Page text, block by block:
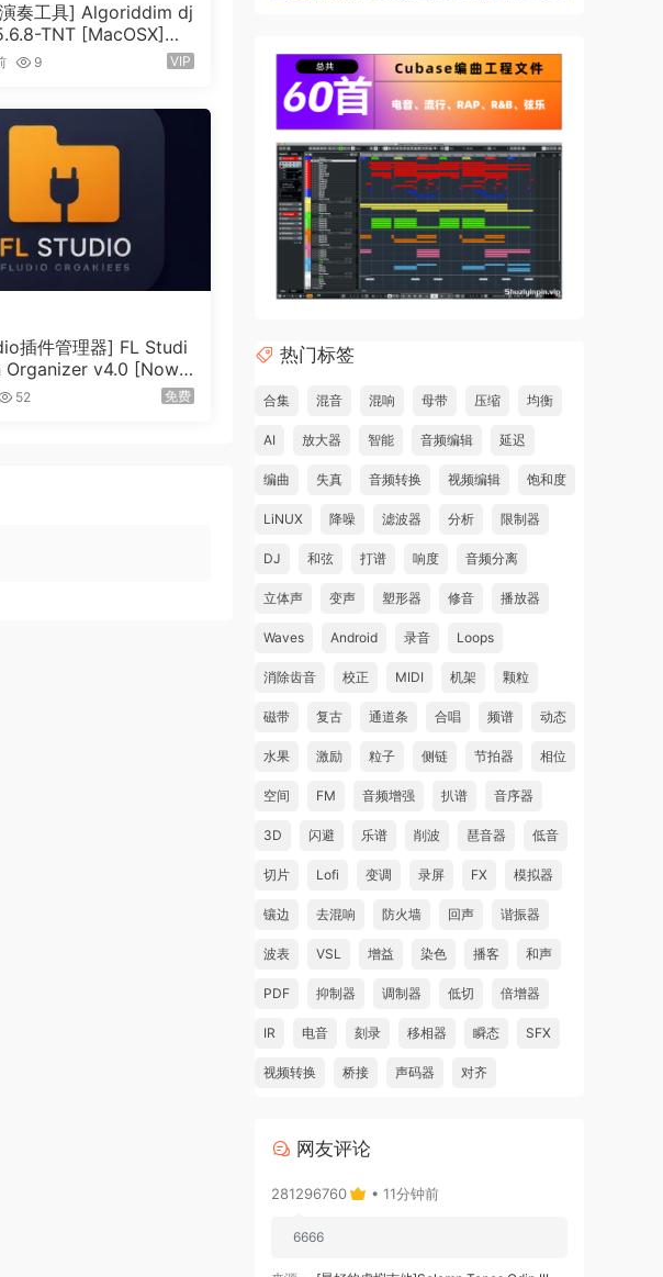
奏工具] Algoriddim dj
TNT [MacOSX]
） 9 VIP
插件管理器] FL Studi
Organizer v4.0 [Now
Downgrade] [WiN]
52 免费
热门标签
合集 混音 混响 母带 压缩 均衡
AI 放大器 智能 音频编辑 延迟
编曲 失真 音频转换 视频编辑 饱和度
LiNUX 降噪 滤波器 分析 限制器
DJ 和弦 打谱 响度 音频分离
立体声 变声 塑形器 修音 播放器
Waves Android 录音 Loops
消除齿音 校正 MIDI 机架 颗粒
磁带 复古 通道条 合唱 频谱 动态
水果 激励 粒子 侧链 节拍器 相位
空间 FM 音频增强 扒谱 音序器
3D 闪避 乐谱 削波 琶音器 低音
切片 Lofi 变调 录屏 FX 模拟器
镶边 去混响 防火墙 回声 谐振器
波表 VSL 增益 染色 播客 和声
PDF 抑制器 调制器 低切 倍增器
IR 电音 刻录 移相器 瞬态 SFX
视频转换 桥接 声码器 对齐
网友评论
281296760 • 11分钟前
6666